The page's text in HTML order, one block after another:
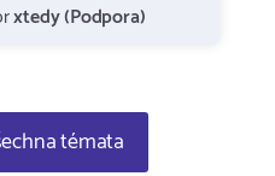
xtedy (Podpora)
témata